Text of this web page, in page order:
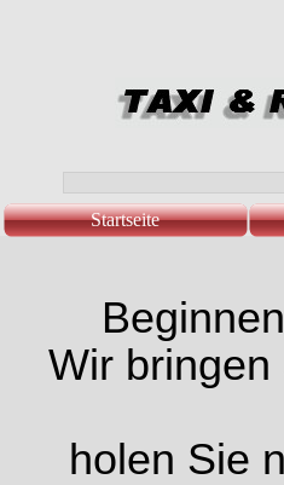
Startseite
Wir
holen Sie